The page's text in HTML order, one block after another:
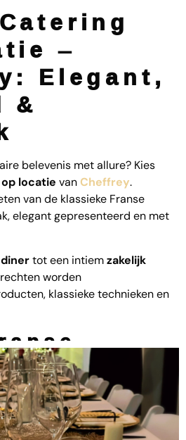
–
Elegant,
&
belevenis met allure? Kies
locatie vanCheffrey.
van de klassieke Franse
elegant gepresenteerd en met
tot een intiemzakelijk
worden
klassieke technieken en
om finesse, balans en
gegaarde eendenborst,
en wijnen die het